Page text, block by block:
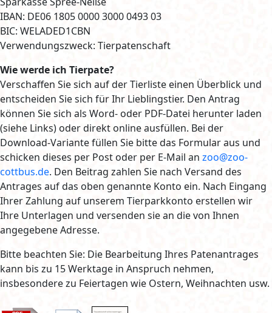
IBAN: DE06 1805 0000 3000 0493 03
BIC: WELADED1CBN
Verwendungszweck: Tierpatenschaft
Wie werde ich Tierpate?
Verschaffen Sie sich auf der Tierliste einen Überblick und
entscheiden Sie sich für Ihr Lieblingstier. Den Antrag
können Sie sich als Word- oder PDF-Datei herunter laden
(siehe Links) oder direkt online ausfüllen. Bei der
Download-Variante füllen Sie bitte das Formular aus und
schicken dieses per Post oder per E-Mail an zoo@zoo-
cottbus.de. Den Beitrag zahlen Sie nach Versand des
Antrages auf das oben genannte Konto ein. Nach Eingang
Ihrer Zahlung auf unserem Tierparkkonto erstellen wir
Ihre Unterlagen und versenden sie an die von Ihnen
angegebene Adresse.
Bitte beachten Sie: Die Bearbeitung Ihres Patenantrages
kann bis zu 15 Werktage in Anspruch nehmen,
insbesondere zu Feiertagen wie Ostern, Weihnachten usw.